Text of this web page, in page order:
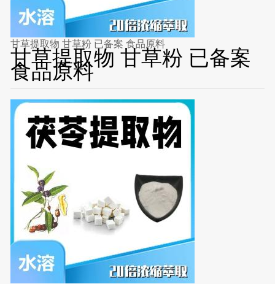
甘草提取物 甘草粉 已备案 食品原料
甘草提取物 甘草粉 已备案
食品原料